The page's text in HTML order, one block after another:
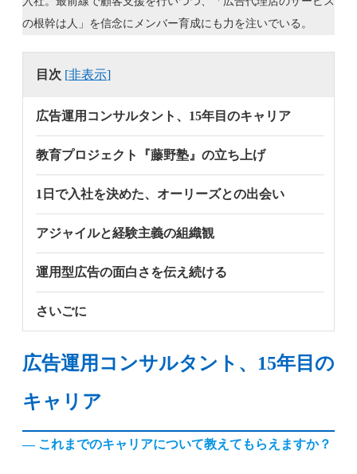
の根幹は人」を信念にメンバー育成にも力を注いでいる。
目次 [非表示]
広告運用コンサルタント、15年目のキャリア
教育プロジェクト『藤野塾』の立ち上げ
1日で入社を決めた、オーリーズとの出会い
アジャイルと経験主義の組織観
運用型広告の面白さを伝え続ける
さいごに
広告運用コンサルタント、15年目の
キャリア
— これまでのキャリアについて教えてもらえますか？